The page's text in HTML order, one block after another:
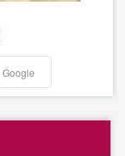
Google